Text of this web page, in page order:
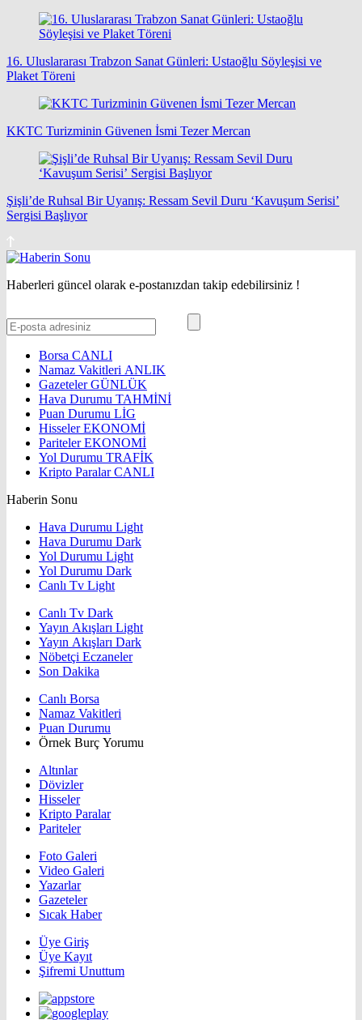
16. Uluslararası Trabzon Sanat Günleri: Ustaoğlu Söyleşisi ve
Plaket Töreni
KKTC Turizminin Güvenen İsmi Tezer Mercan
Şişli’de Ruhsal Bir Uyanış: Ressam Sevil Duru ‘Kavuşum Serisi’
Sergisi Başlıyor
Haberleri güncel olarak e-postanızdan takip edebilirsiniz !
Borsa CANLI
Namaz Vakitleri ANLIK
GazetelerGÜNLÜK
Hava Durumu TAHMİNİ
Puan Durumu LİG
HisselerEKONOMİ
ParitelerEKONOMİ
Yol Durumu TRAFİK
Kripto ParalarCANLI
Haberin Sonu
Hava Durumu Light
Hava Durumu Dark
Yol Durumu Light
Yol Durumu Dark
Canlı Tv Light
Canlı Tv Dark
Yayın Akışları Light
Yayın Akışları Dark
Nöbetçi Eczaneler
Son Dakika
Canlı Borsa
Namaz Vakitleri
Puan Durumu
Örnek Burç Yorumu
Altınlar
Dövizler
Hisseler
Kripto Paralar
Pariteler
Foto Galeri
Video Galeri
Yazarlar
Gazeteler
Sıcak Haber
Üye Giriş
Üye Kayıt
Şifremi Unuttum